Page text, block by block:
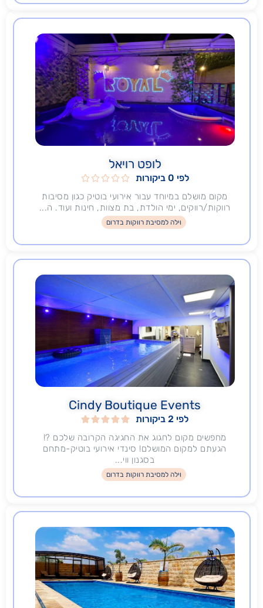
לופט רויאל
לפי 0 ביקורות 




מקום מושלם במיוחד עבור אירועי בוטיק כגון מסיבות
רווקות/רווקים, ימי הולדת, בת מצוות, חינות ועוד. ה...
וילה למסיבת רווקות בדרום
Cindy Boutique Events
לפי 2 ביקורות 




מחפשים מקום לחגוג את החגיגה הקרובה שלכם ?!
הגעתם למקום המושלם! סינדי אירועי בוטיק-מתחם
בסגנון ווי...
וילה למסיבת רווקות בדרום